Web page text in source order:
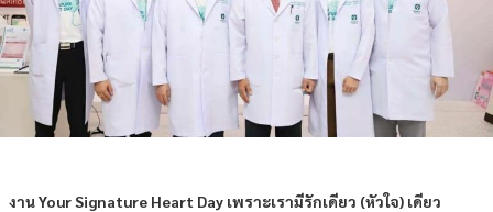
งาน Your Signature Heart Day เพราะเรามีรักเดียว (หัวใจ) เดียว